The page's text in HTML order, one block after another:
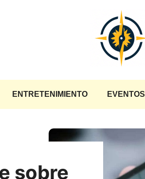
ENTRETENIMIENTO EVENTOS
sobre